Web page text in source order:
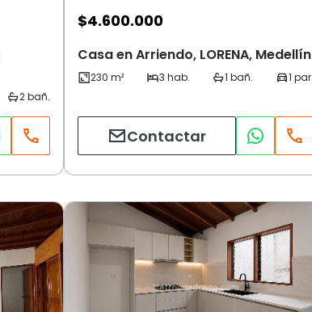
$4.600.000
Casa en Arriendo, LORENA, Medellín
Contactar